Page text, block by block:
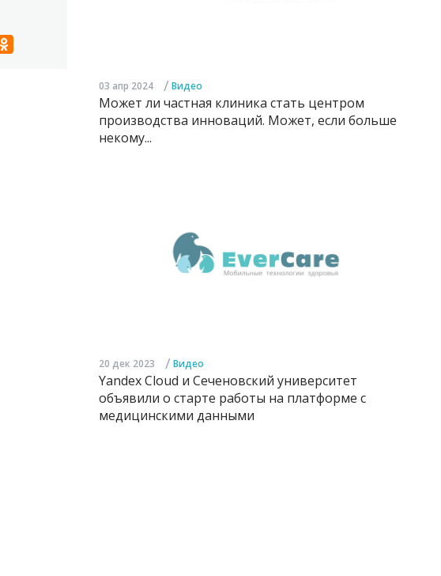
03 апр 2024 / Видео
Может ли частная клиника стать центром
производства инноваций. Может, если больше
некому...
20 дек 2023 / Видео
Yandex Cloud и Сеченовский университет
объявили о старте работы на платформе с
медицинскими данными